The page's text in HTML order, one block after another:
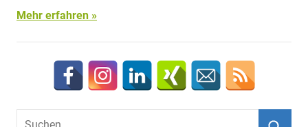
Mehr erfahren
Suchen